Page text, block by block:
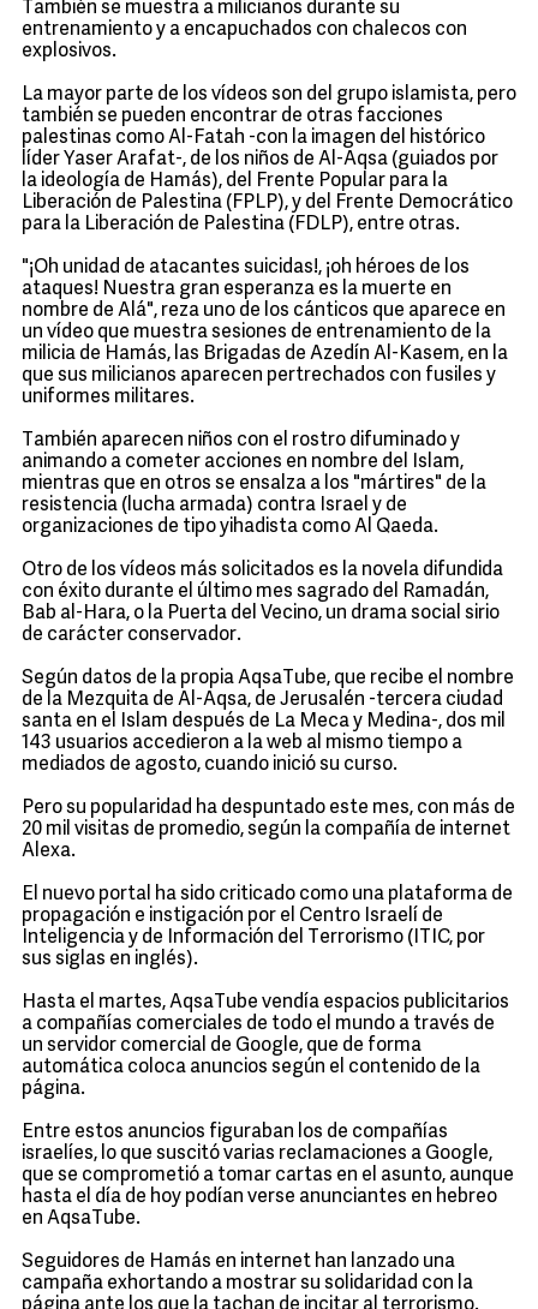
También se muestra a milicianos durante su
entrenamiento y a encapuchados con chalecos con
explosivos.
La mayor parte de los vídeos son del grupo islamista, pero
también se pueden encontrar de otras facciones
palestinas como Al-Fatah -con la imagen del histórico
líder Yaser Arafat-, de los niños de Al-Aqsa (guiados por
la ideología de Hamás), del Frente Popular para la
Liberación de Palestina (FPLP), y del Frente Democrático
para la Liberación de Palestina (FDLP), entre otras.
"¡Oh unidad de atacantes suicidas!, ¡oh héroes de los
ataques! Nuestra gran esperanza es la muerte en
nombre de Alá", reza uno de los cánticos que aparece en
un vídeo que muestra sesiones de entrenamiento de la
milicia de Hamás, las Brigadas de Azedín Al-Kasem, en la
que sus milicianos aparecen pertrechados con fusiles y
uniformes militares.
También aparecen niños con el rostro difuminado y
animando a cometer acciones en nombre del Islam,
mientras que en otros se ensalza a los "mártires" de la
resistencia (lucha armada) contra Israel y de
organizaciones de tipo yihadista como Al Qaeda.
Otro de los vídeos más solicitados es la novela difundida
con éxito durante el último mes sagrado del Ramadán,
Bab al-Hara, o la Puerta del Vecino, un drama social sirio
de carácter conservador.
Según datos de la propia AqsaTube, que recibe el nombre
de la Mezquita de Al-Aqsa, de Jerusalén -tercera ciudad
santa en el Islam después de La Meca y Medina-, dos mil
143 usuarios accedieron a la web al mismo tiempo a
mediados de agosto, cuando inició su curso.
Pero su popularidad ha despuntado este mes, con más de
20 mil visitas de promedio, según la compañía de internet
Alexa.
El nuevo portal ha sido criticado como una plataforma de
propagación e instigación por el Centro Israelí de
Inteligencia y de Información del Terrorismo (ITIC, por
sus siglas en inglés).
Hasta el martes, AqsaTube vendía espacios publicitarios
a compañías comerciales de todo el mundo a través de
un servidor comercial de Google, que de forma
automática coloca anuncios según el contenido de la
página.
Entre estos anuncios figuraban los de compañías
israelíes, lo que suscitó varias reclamaciones a Google,
que se comprometió a tomar cartas en el asunto, aunque
hasta el día de hoy podían verse anunciantes en hebreo
en AqsaTube.
Seguidores de Hamás en internet han lanzado una
campaña exhortando a mostrar su solidaridad con la